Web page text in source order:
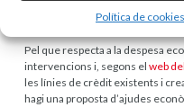
Política de cookies
Ajudes econòmiques
Pel que respecta a la despesa
intervencions i, segons elweb
les línies de crèdit existents i
hagi una proposta d’ajudes